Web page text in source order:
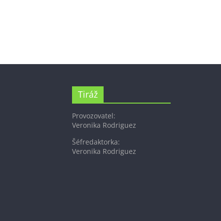
Tiráž
Provozovatel:
Veronika Rodriguez
Šéfredaktorka:
Veronika Rodriguez